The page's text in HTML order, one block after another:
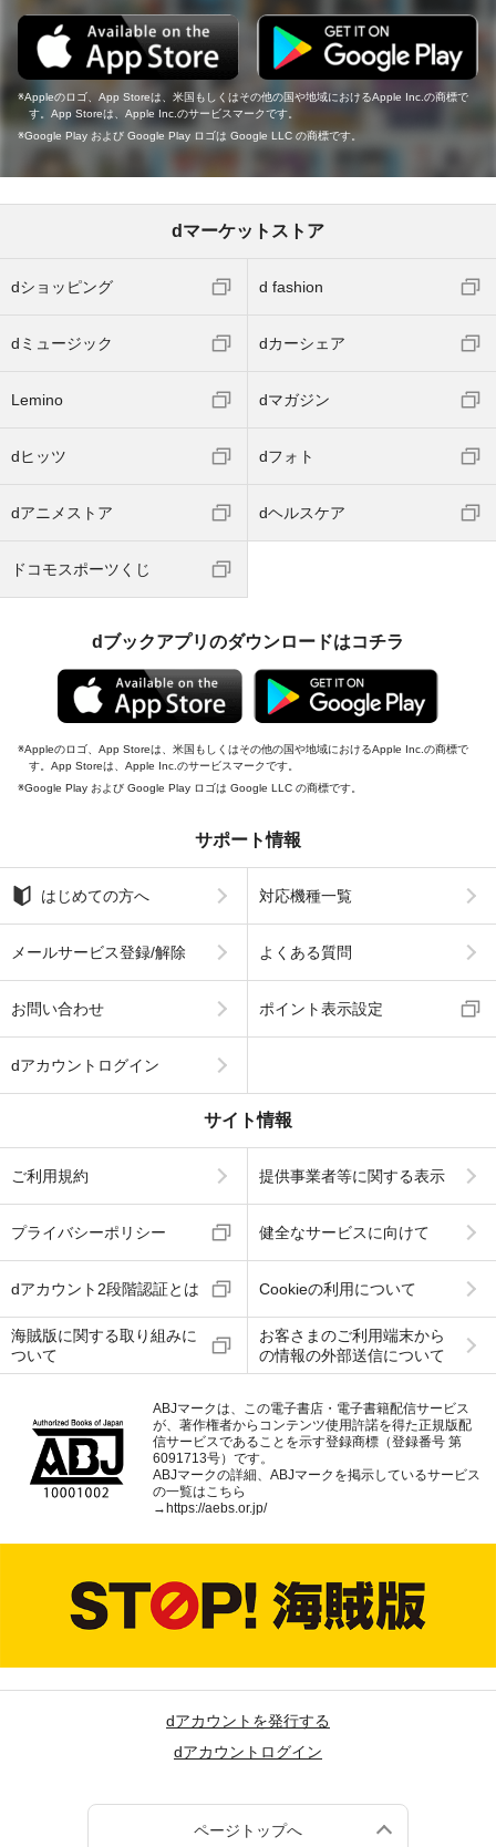
Appleのロゴ、App Storeは、米国もしくはその他の国や地域におけるApple Inc.の商標で
す。App Storeは、Apple Inc.のサービスマークです。
Google Play および Google Play ロゴは Google LLC の商標です。
dマーケットストア
dショッピング d fashion
dミュージック dカーシェア
Lemino dマガジン
dヒッツ dフォト
dアニメストア dヘルスケア
ドコモスポーツくじ
dブックアプリのダウンロードはコチラ
Appleのロゴ、App Storeは、米国もしくはその他の国や地域におけるApple Inc.の商標で
す。App Storeは、Apple Inc.のサービスマークです。
Google Play および Google Play ロゴは Google LLC の商標です。
サポート情報
はじめての方へ 対応機種一覧
メールサービス登録/解除 よくある質問
お問い合わせ ポイント表示設定
dアカウントログイン
サイト情報
ご利用規約 提供事業者等に関する表示
プライバシーポリシー 健全なサービスに向けて
dアカウント2段階認証とは Cookieの利用について
海賊版に関する取り組みに
ついて
お客さまのご利用端末から
の情報の外部送信について
ABJマークは、この電子書店・電子書籍配信サービス
が、著作権者からコンテンツ使用許諾を得た正規版配
信サービスであることを示す登録商標（登録番号 第
6091713号）です。
ABJマークの詳細、ABJマークを掲示しているサービス
の一覧はこちら
→https://aebs.or.jp/
dアカウントを発行する
dアカウントログイン
ページトップへ